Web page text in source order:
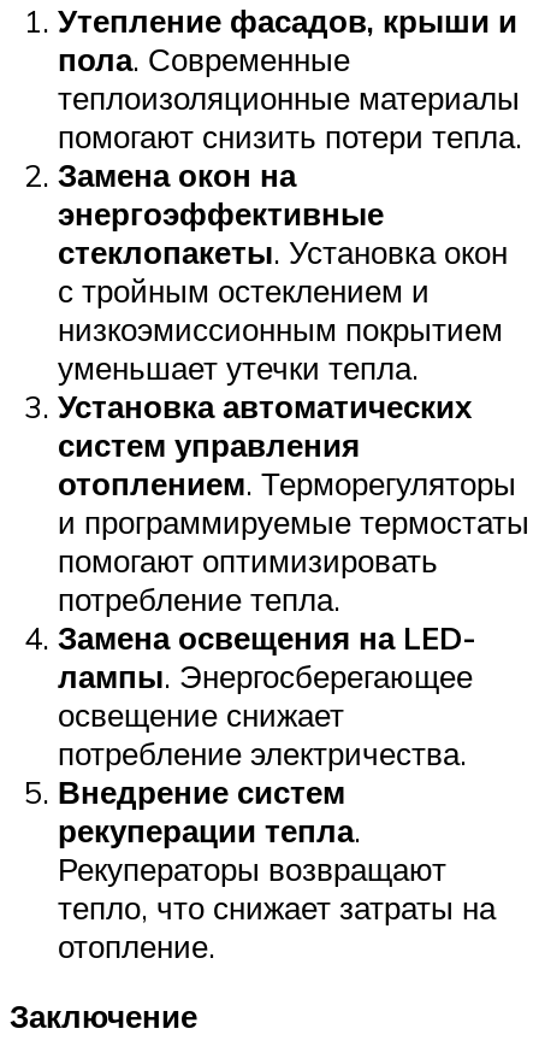
Утепление фасадов, крыши и
пола. Современные
теплоизоляционные материалы
помогают снизить потери тепла.
Замена окон на
энергоэффективные
стеклопакеты. Установка окон
с тройным остеклением и
низкоэмиссионным покрытием
уменьшает утечки тепла.
Установка автоматических
систем управления
отоплением. Терморегуляторы
и программируемые термостаты
помогают оптимизировать
потребление тепла.
Замена освещения на LED-
лампы. Энергосберегающее
освещение снижает
потребление электричества.
Внедрение систем
рекуперации тепла.
Рекуператоры возвращают
тепло, что снижает затраты на
отопление.
Заключение